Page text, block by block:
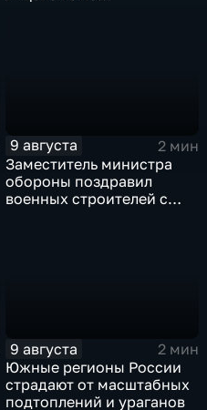
9 августа
2 мин
Заместитель министра
обороны поздравил
военных строителей с
9 августа
2 мин
Южные регионы России
страдают от масштабных
подтоплений и ураганов